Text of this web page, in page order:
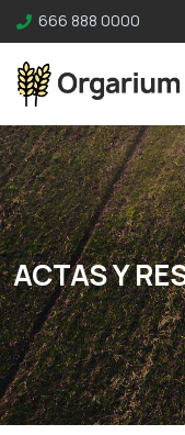
666 888 0000
ACTAS Y